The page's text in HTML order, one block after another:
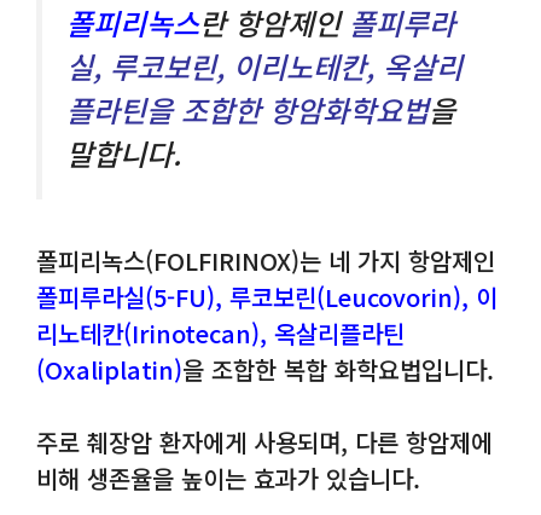
폴피리녹스란 항암제인 폴피루라
실, 루코보린, 이리노테칸, 옥살리
플라틴을 조합한 항암화학요법을
말합니다.
폴피리녹스(FOLFIRINOX)는 네 가지 항암제인
폴피루라실(5-FU), 루코보린(Leucovorin), 이
리노테칸(Irinotecan), 옥살리플라틴
(Oxaliplatin)을 조합한 복합 화학요법입니다.
주로 췌장암 환자에게 사용되며, 다른 항암제에
비해 생존율을 높이는 효과가 있습니다.